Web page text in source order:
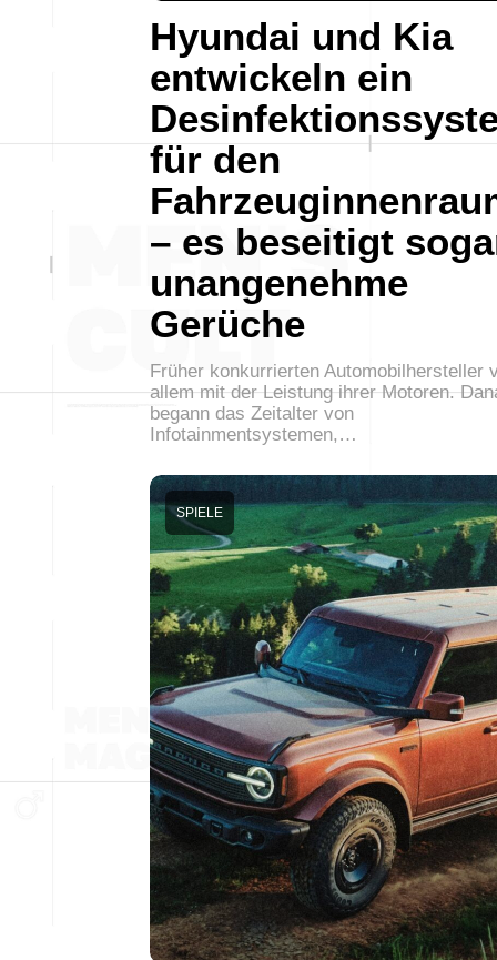
Hyundai und Kia
entwickeln ein
für den
– es beseitigt
unangenehme
Gerüche
Früher konkurrierten Automobilhersteller
allem mit der Leistung ihrer Motoren.
begann das Zeitalter von
Infotainmentsystemen,…
SPIELE